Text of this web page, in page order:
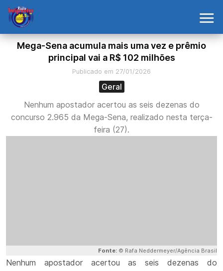
Mega-Sena acumula mais uma vez e prêmio
principal vai a R$ 102 milhões
Publicado em 27/01/2026
Geral
Nenhum apostador acertou as seis dezenas do
concurso 2.965 da Mega-Sena, realizado nesta terça-
feira (27).
Fonte: © Rafa Neddermeyer/Agência Brasil
Nenhum apostador acertou as seis dezenas do